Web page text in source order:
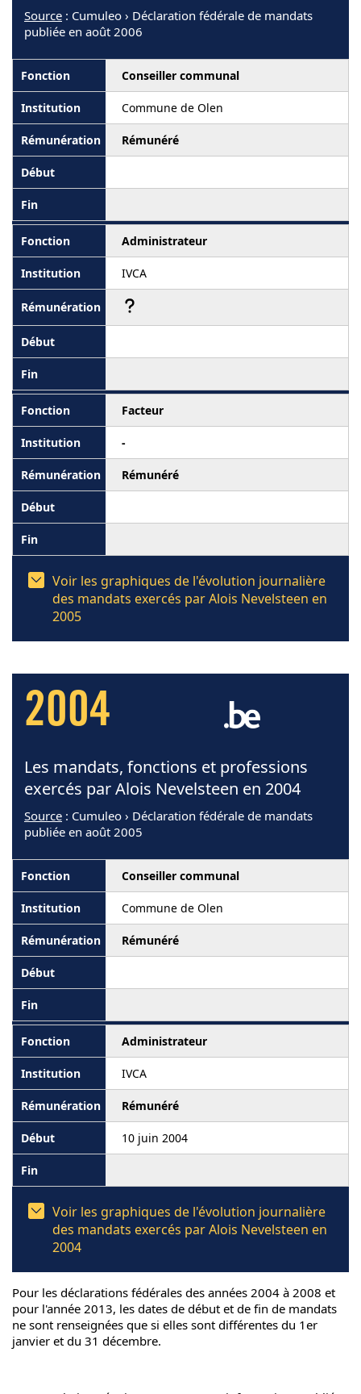
Source : Cumuleo › Déclaration fédérale de mandats
publiée en août 2006
Conseiller communal
Commune de Olen
Rémunéré
Administrateur
IVCA
Facteur
-
Rémunéré
Voir les graphiques de l'évolution journalière
des mandats exercés par Alois Nevelsteen en
2005
2004
Les mandats, fonctions et professions
exercés par Alois Nevelsteen en 2004
Source : Cumuleo › Déclaration fédérale de mandats
publiée en août 2005
Conseiller communal
Commune de Olen
Rémunéré
Administrateur
IVCA
Rémunéré
10 juin 2004
Voir les graphiques de l'évolution journalière
des mandats exercés par Alois Nevelsteen en
2004
Pour les déclarations fédérales des années 2004 à 2008 et
pour l'année 2013, les dates de début et de fin de mandats
ne sont renseignées que si elles sont différentes du 1er
janvier et du 31 décembre.